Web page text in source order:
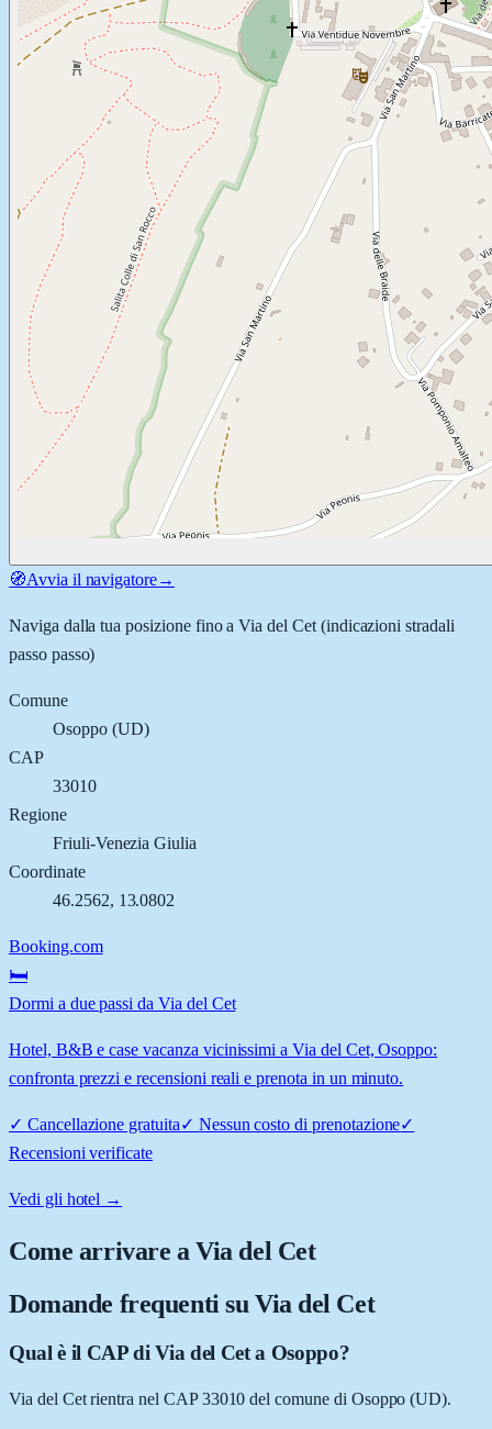
🧭Avvia il navigatore→
Naviga dalla tua posizione fino aVia del Cet(indicazioni stradali
passo passo)
Comune
Osoppo(UD)
CAP
33010
Regione
Friuli-Venezia Giulia
Coordinate
46.2562, 13.0802
Booking.com
🛏️
Dormi a due passi da Via del Cet
Hotel, B&B e case vacanza vicinissimi a Via del Cet, Osoppo:
confronta prezzi e recensioni reali e prenota in un minuto.
✓ Cancellazione gratuita✓ Nessun costo di prenotazione✓
Recensioni verificate
Vedi gli hotel →
Come arrivare aVia del Cet
Domande frequenti su Via del Cet
Qual è il CAP di Via del Cet a Osoppo?
Via del Cet rientra nel CAP 33010 del comune di Osoppo (UD).